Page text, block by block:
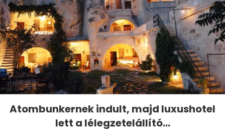
Atombunkernek indult, majd luxushotel
lett a lélegzetelállító...